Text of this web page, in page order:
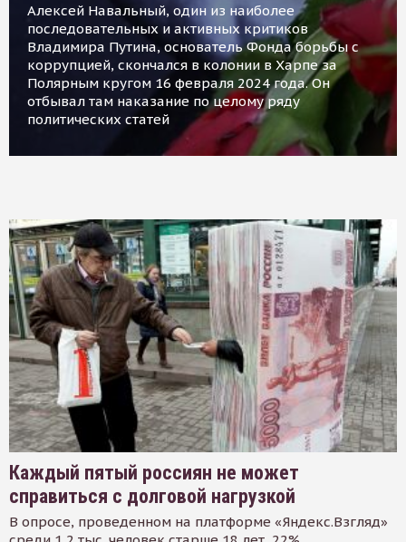
Алексей Навальный, один из наиболее
последовательных и активных критиков
Владимира Путина, основатель Фонда борьбы с
коррупцией, скончался в колонии в Харпе за
Полярным кругом 16 февраля 2024 года. Он
отбывал там наказание по целому ряду
политических статей
Каждый пятый россиян не может
справиться с долговой нагрузкой
В опросе, проведенном на платформе «Яндекс.Взгляд»